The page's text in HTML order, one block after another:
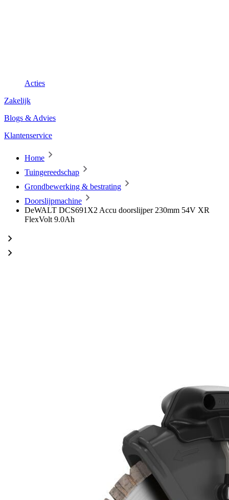
Acties
Zakelijk
Blogs & Advies
Klantenservice
Home
Tuingereedschap
Grondbewerking & bestrating
Doorslijpmachine
DeWALT DCS691X2 Accu doorslijper 230mm 54V XR
FlexVolt 9.0Ah